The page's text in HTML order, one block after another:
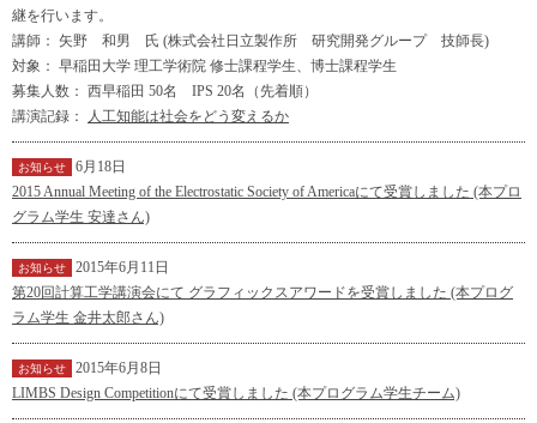
継を行います。
講師： 矢野 和男 氏 (株式会社日立製作所 研究開発グループ 技師長)
対象： 早稲田大学 理工学術院 修士課程学生、博士課程学生
募集人数： 西早稲田 50名 IPS 20名（先着順）
講演記録：
人工知能は社会をどう変えるか
お知らせ
6月18日
2015 Annual Meeting of the Electrostatic Society of Americaにて受賞しました (本プロ
グラム学生 安達さん)
お知らせ
2015年6月11日
第20回計算工学講演会にて グラフィックスアワードを受賞しました (本プログ
ラム学生 金井太郎さん)
お知らせ
2015年6月8日
LIMBS Design Competitionにて受賞しました (本プログラム学生チーム)